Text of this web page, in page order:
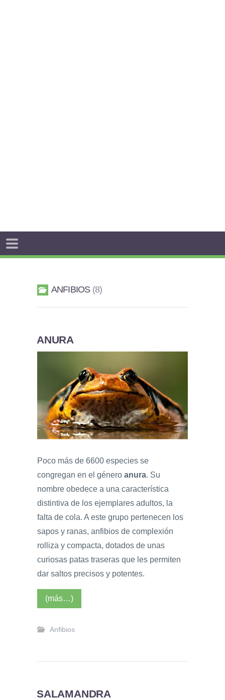
ANFIBIOS 8
ANURA
Poco más de 6600 especies se
congregan en el género anura. Su
nombre obedece a una característica
distintiva de los ejemplares adultos, la
falta de cola. A este grupo pertenecen los
sapos y ranas, anfibios de complexión
rolliza y compacta, dotados de unas
curiosas patas traseras que les permiten
dar saltos precisos y potentes.
(más…)
Anfibios
SALAMANDRA